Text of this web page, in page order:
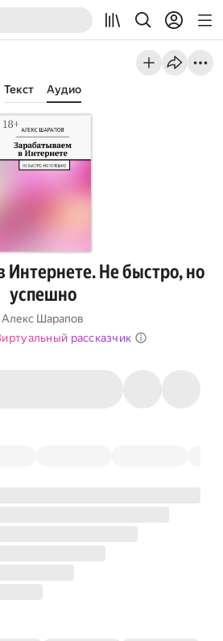
Текст Аудио
Интернете. Не быстро, но
успешно
Алекс Шарапов
рассказчик